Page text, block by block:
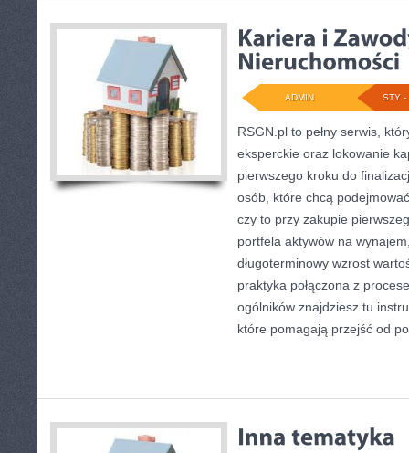
STY -
ADMIN
RSGN.pl to pełny serwis,
eksperckie oraz lokowanie
pierwszego kroku do
osób, które chcą
czy to przy zakupie
portfela aktywów na
długoterminowy wzrost
praktyka połączona z
ogólników znajdziesz tu
które pomagają przejść od